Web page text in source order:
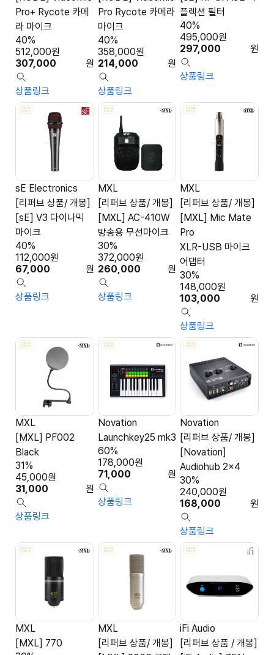
Pro+ Rycote 카메
라 마이크
307,000 원
512,000원
40%
상품링크
Pro Rycote 카메라
마이크
214,000 원
358,000원
40%
상품링크
플렉션 필터
297,000 원
495,000원
40%
상품링크
sE Electronics
[리퍼브 상품/ 개봉]
[sE] V3 다이나믹
마이크
67,000 원
112,000원
40%
상품링크
MXL
[리퍼브 상품/ 개봉]
[MXL] AC-410W
방송용 무선마이크
260,000 원
372,000원
30%
상품링크
MXL
[리퍼브 상품/ 개봉]
[MXL] Mic Mate
Pro
XLR-USB 마이크
어댑터
103,000 원
148,000원
30%
상품링크
MXL
[MXL] PF002
Black
31,000 원
45,000원
31%
상품링크
Novation
Launchkey25 mk3
71,000 원
178,000원
60%
상품링크
Novation
[리퍼브 상품/ 개봉]
[Novation]
Audiohub 2x4
168,000 원
240,000원
30%
상품링크
MXL
[MXL] 770
MXL
[리퍼브 상품/ 개봉]
iFi Audio
[리퍼브 상품 / 개봉]